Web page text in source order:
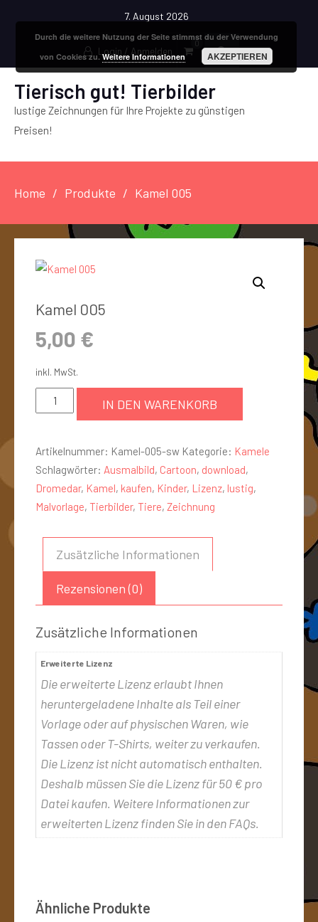
7. August 2026
Login / Anmelden
0
Tierisch gut! Tierbilder
lustige Zeichnungen für Ihre Projekte zu günstigen
Preisen!
Home Produkte Kamel 005
Kamel 005
5,00 €
inkl. MwSt.
IN DEN WARENKORB
Artikelnummer: Kamel-005-sw Kategorie: Kamele
Schlagwörter: Ausmalbild, Cartoon, download,
Dromedar, Kamel, kaufen, Kinder, Lizenz, lustig,
Malvorlage, Tierbilder, Tiere, Zeichnung
Zusätzliche Informationen
Rezensionen (0)
Zusätzliche Informationen
Erweiterte Lizenz
Die erweiterte Lizenz erlaubt Ihnen
heruntergeladene Inhalte als Teil einer
Vorlage oder auf physischen Waren, wie
Tassen oder T-Shirts, weiter zu verkaufen.
Die Lizenz ist nicht automatisch enthalten.
Deshalb müssen Sie die Lizenz für 50 € pro
Datei kaufen. Weitere Informationen zur
erweiterten Lizenz finden Sie in den FAQs.
Ähnliche Produkte
Durch die weitere Nutzung der Seite stimmst du der Verwendung
von Cookies zu.Weitere Informationen AKZEPTIEREN